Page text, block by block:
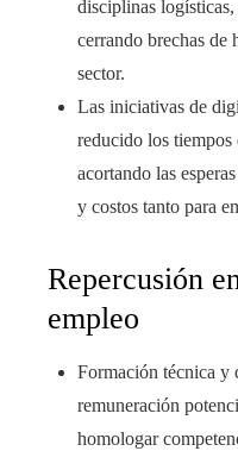
disciplinas
cerrando brechas de
sector.
Las iniciativas de
reducido los tiempos
acortando las
y costos tanto para
Repercusión
empleo
Formación técnica y
remuneración
homologar